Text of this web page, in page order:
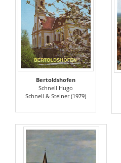
Bertoldshofen
Schnell Hugo
Schnell & Steiner (1979)